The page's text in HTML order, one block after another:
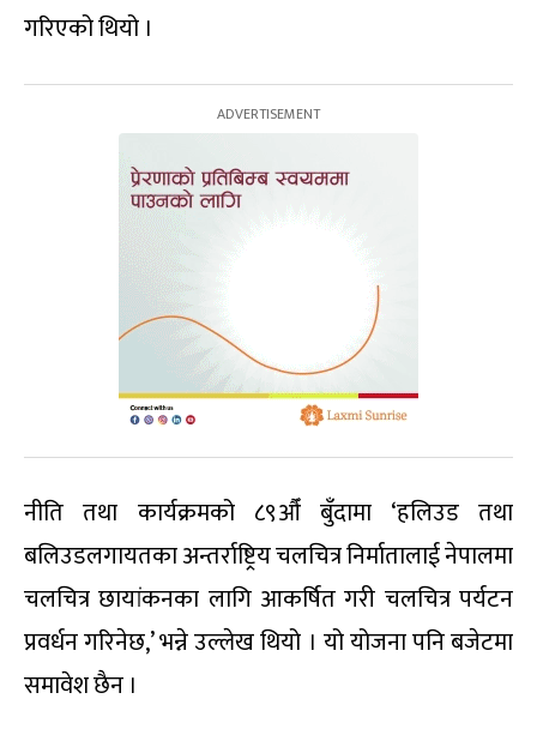
गरिएको थियो ।
नीति तथा कार्यक्रमको ८९औँ बुँदामा ‘हलिउड तथा
बलिउडलगायतका अन्तर्राष्ट्रिय चलचित्र निर्मातालाई नेपालमा
चलचित्र छायांकनका लागि आकर्षित गरी चलचित्र पर्यटन
प्रवर्धन गरिनेछ,’ भन्ने उल्लेख थियो । यो योजना पनि बजेटमा
समावेश छैन ।